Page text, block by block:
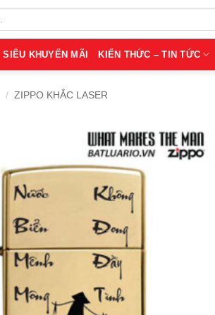
SIÊU KHUYẾN MÃI KIẾN THỨC – TIN TỨC
/ ZIPPO KHẮC LASER